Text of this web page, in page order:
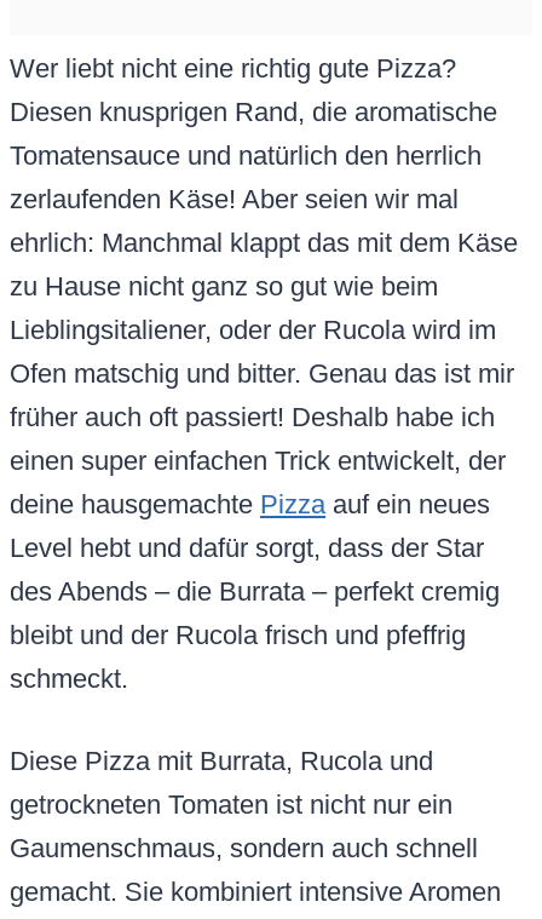
Wer liebt nicht eine richtig gute Pizza?
Diesen knusprigen Rand, die aromatische
Tomatensauce und natürlich den herrlich
zerlaufenden Käse! Aber seien wir mal
ehrlich: Manchmal klappt das mit dem Käse
zu Hause nicht ganz so gut wie beim
Lieblingsitaliener, oder der Rucola wird im
Ofen matschig und bitter. Genau das ist mir
früher auch oft passiert! Deshalb habe ich
einen super einfachen Trick entwickelt, der
deine hausgemachte Pizzaauf ein neues
Level hebt und dafür sorgt, dass der Star
des Abends – die Burrata – perfekt cremig
bleibt und der Rucola frisch und pfeffrig
schmeckt.
Diese Pizza mit Burrata, Rucola und
getrockneten Tomaten ist nicht nur ein
Gaumenschmaus, sondern auch schnell
gemacht. Sie kombiniert intensive Aromen